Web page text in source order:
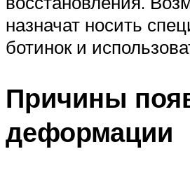
назначат носить
ботинок и
Причины
деформации